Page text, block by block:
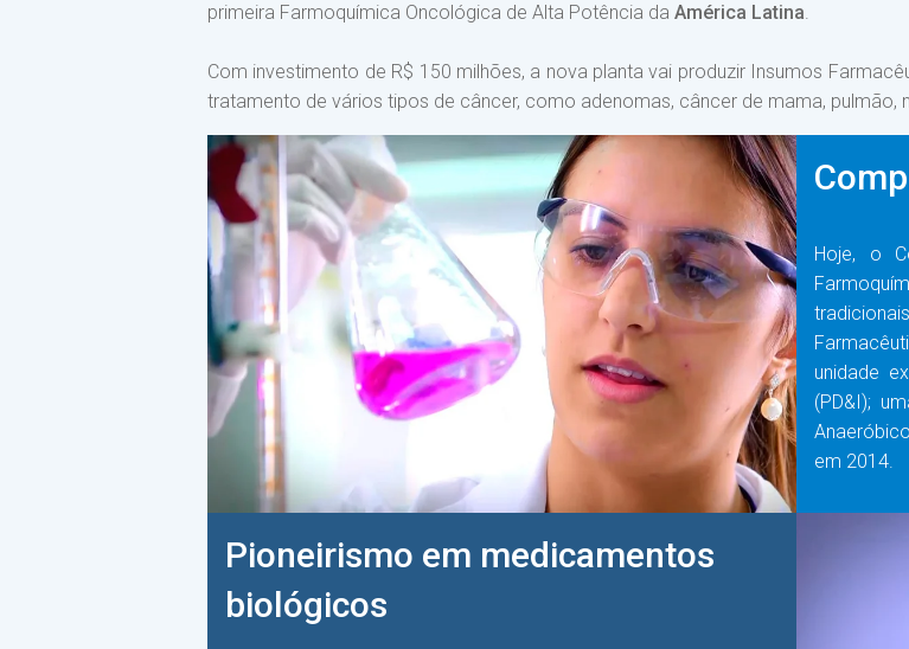
primeira Farmoquímica Oncológica de Alta Potência da América Latina.
Com investimento de R$ 150 milhões, a nova planta vai produzir Insumos
tratamento de vários tipos de câncer, como adenomas, câncer de mama, pulmão,
Hoje, o
unidade
(PD&I);
em 2014.
Pioneirismo em medicamentos
biológicos